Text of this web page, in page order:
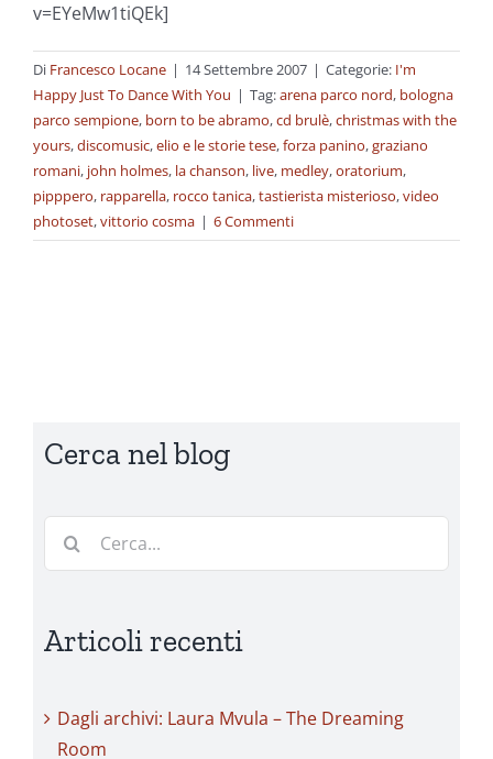
v=EYeMw1tiQEk]
Di Francesco Locane | 14 Settembre 2007 | Categorie: I'm
Happy Just To Dance With You | Tag:arena parco nord, bologna
parco sempione, born to be abramo,cd brulè,christmas with the
yours,discomusic,elio e le storie tese,forza panino,graziano
romani, john holmes, la chanson, live, medley,oratorium,
pipppero, rapparella, rocco tanica,tastierista misterioso,video
photoset,vittorio cosma | 6 Commenti
Cerca nel blog
Cerca
Articoli recenti
Dagli archivi: Laura Mvula – The Dreaming
Room